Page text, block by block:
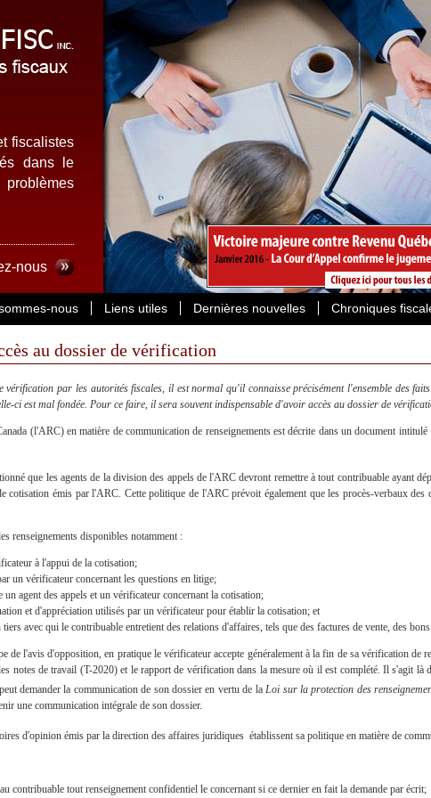
fiscalistes
dans le
nous
nous Liens utiles Dernières nouvelles Chroniques
au dossier de vérification
par les autorités fiscales, il est normal qu'il connaisse précisément l'ensemble des
ci est mal fondée. Pour ce faire, il sera souvent indispensable d'avoir accès au dossier de
(l'ARC) en matière de communication de renseignements est décrite dans un document
que les agents de la division des appels de l'ARC devront remettre à tout contribuable ayant
cotisation émis par l'ARC. Cette politique de l'ARC prévoit également que les procès-verbaux
renseignements disponibles notamment :
à l'appui de la cotisation;
un vérificateur concernant les questions en litige;
un agent des appels et un vérificateur concernant la cotisation;
et d'appréciation utilisés par un vérificateur pour établir la cotisation; et
avec qui le contribuable entretient des relations d'affaires, tels que des factures de vente, des
de l'avis d'opposition, en pratique le vérificateur accepte généralement à la fin de sa vérification de
notes de travail (T-2020) et le rapport de vérification dans la mesure où il est complété. Il s'agit là
demander la communication de son dossier en vertu de laLoi sur la protection des
une communication intégrale de son dossier.
d'opinion émis par la direction des affaires juridiques établissent sa politique en matière de
contribuable tout renseignement confidentiel le concernant si ce dernier en fait la demande par écrit;